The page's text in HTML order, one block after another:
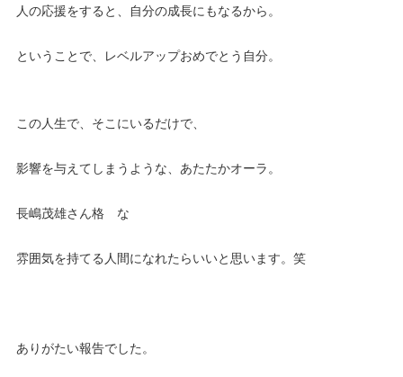
人の応援をすると、自分の成長にもなるから。
ということで、レベルアップおめでとう自分。
この人生で、そこにいるだけで、
影響を与えてしまうような、あたたかオーラ。
長嶋茂雄さん格 な
雰囲気を持てる人間になれたらいいと思います。笑
ありがたい報告でした。